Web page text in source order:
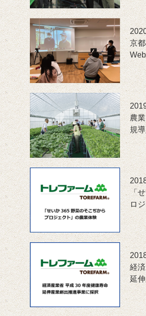
京
農
規
「
ロ
経
延